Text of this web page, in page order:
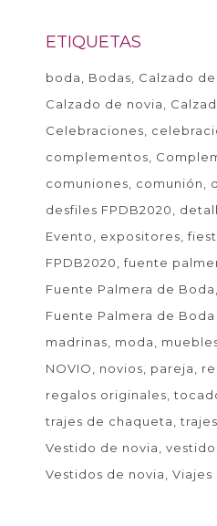
ETIQUETAS
boda Bodas
Calzado
Calzado de novia
Celebraciones
complementos
comuniones
comunión
desfiles FPDB2020
Evento
expositores
FPDB2020
fuente
Fuente Palmera de Boda
Fuente Palmera de Boda
madrinas
moda
NOVIO
novios pareja
regalos originales
trajes de chaqueta
Vestido de novia
Vestidos de novia
Viajes